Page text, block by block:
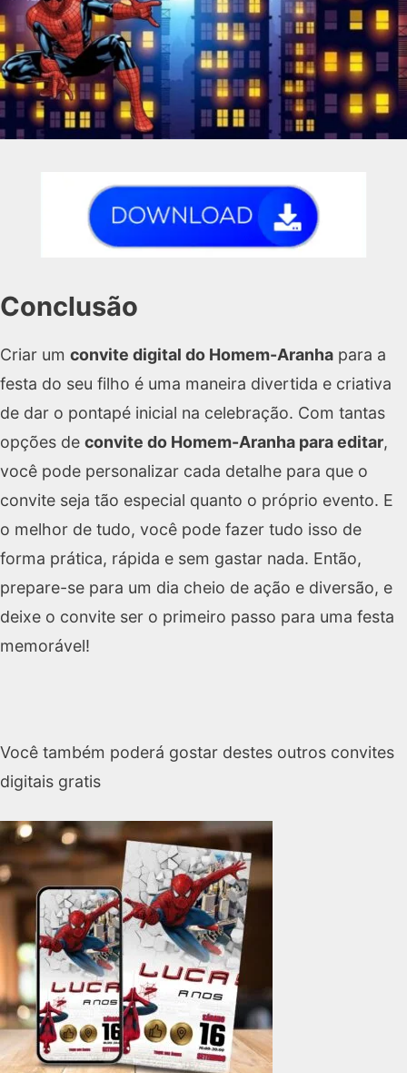
Conclusão
Criar um convite digital do Homem-Aranha para a
festa do seu filho é uma maneira divertida e criativa
de dar o pontapé inicial na celebração. Com tantas
opções de convite do Homem-Aranha para editar,
você pode personalizar cada detalhe para que o
convite seja tão especial quanto o próprio evento. E
o melhor de tudo, você pode fazer tudo isso de
forma prática, rápida e sem gastar nada. Então,
prepare-se para um dia cheio de ação e diversão, e
deixe o convite ser o primeiro passo para uma festa
memorável!
Você também poderá gostar destes outros convites
digitais gratis